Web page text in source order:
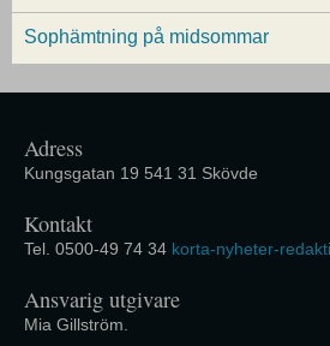
Sophämtning på midsommar
Adress
Kungsgatan 19 541 31 Skövde
Kontakt
Tel. 0500-49 74 34 korta-nyheter-
Ansvarig utgivare
Mia Gillström.